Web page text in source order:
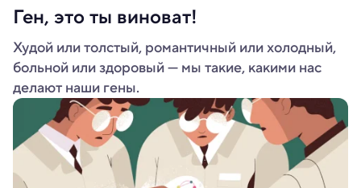
Ген, это ты виноват!
Худой или толстый, романтичный или холодный,
больной или здоровый — мы такие, какими нас
делают наши гены.